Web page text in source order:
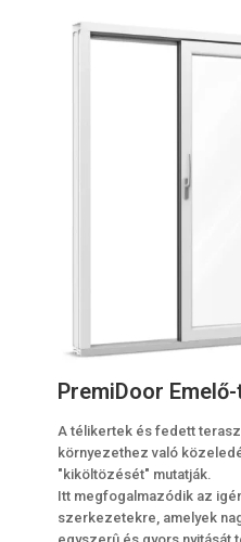
PremiDoor
A télikertek és fedett
környezethez való
"kiköltözését" mutatják.
Itt megfogalmazódik az
szerkezetekre, amelyek